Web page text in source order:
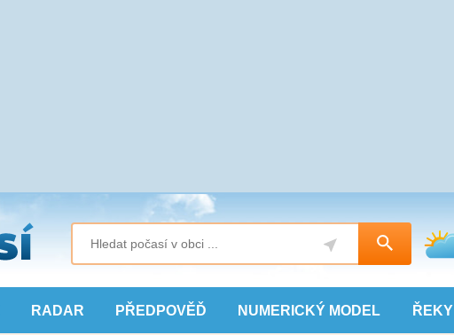
RADAR PŘEDPOVĚĎ NUMERICKÝ MODEL ŘEKY